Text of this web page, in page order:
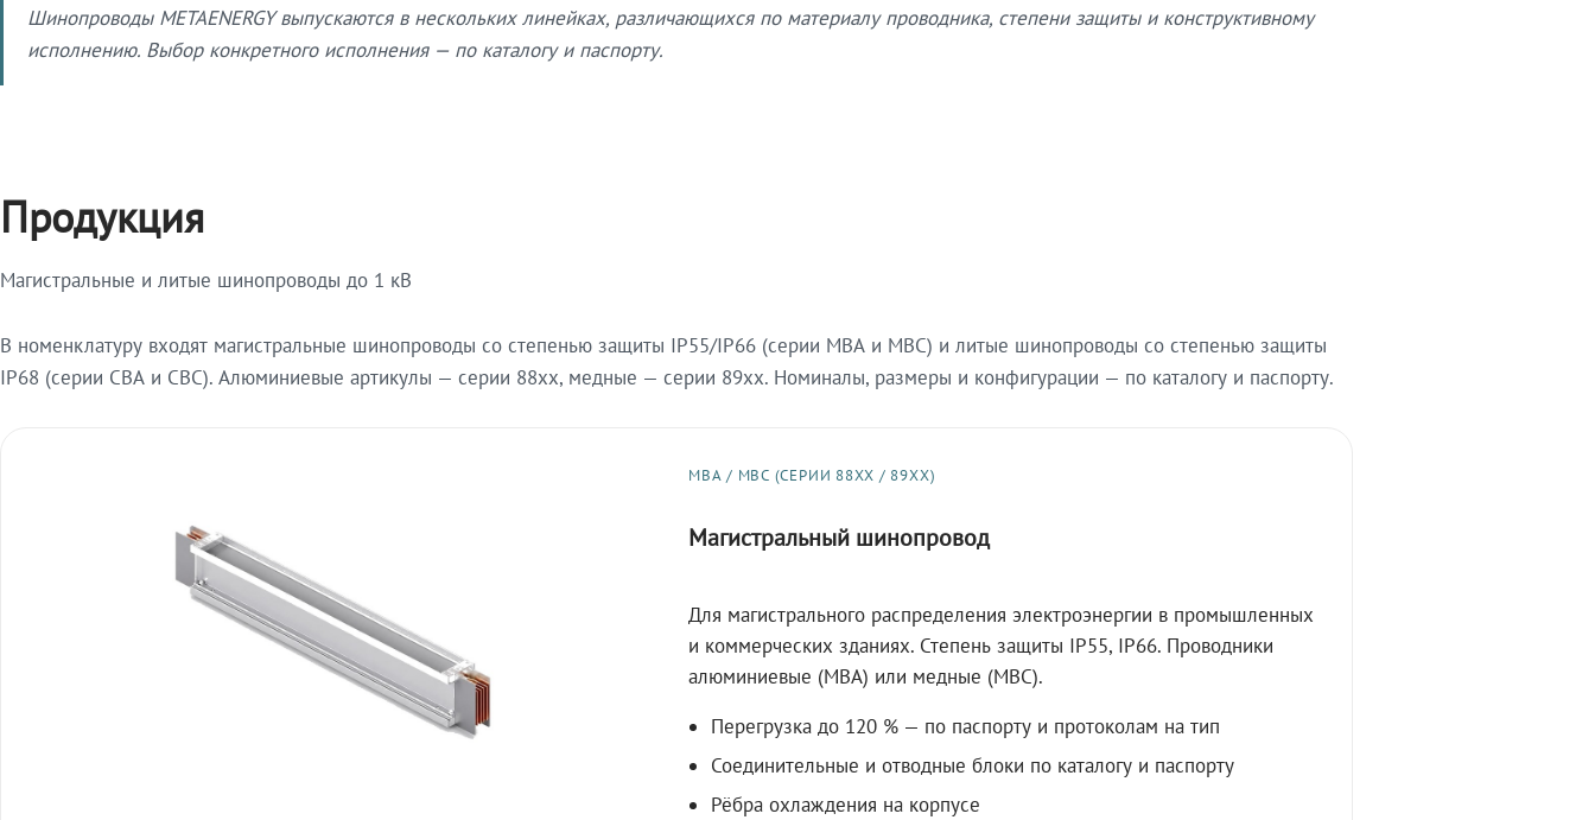
Шинопроводы METAENERGY выпускаются в нескольких линейках, различающихся по материалу проводника, степени защиты и конструктивному
исполнению. Выбор конкретного исполнения — по каталогу и паспорту.
Продукция
Магистральные и литые шинопроводы до 1 кВ
В номенклатуру входят магистральные шинопроводы со степенью защиты IP55/IP66 (серии МВА и МВС) и литые шинопроводы со степенью защиты
IP68 (серии СВА и СВС). Алюминиевые артикулы — серии 88xx, медные — серии 89xx. Номиналы, размеры и конфигурации — по каталогу и паспорту.
МВА / МВС (СЕРИИ 88XX / 89XX)
Магистральный шинопровод
Для магистрального распределения электроэнергии в промышленных
и коммерческих зданиях. Степень защиты IP55, IP66. Проводники
алюминиевые (МВА) или медные (МВС).
Перегрузка до 120 % — по паспорту и протоколам на тип
Соединительные и отводные блоки по каталогу и паспорту
Рёбра охлаждения на корпусе